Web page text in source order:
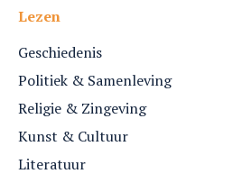
Lezen
Geschiedenis
Politiek & Samenleving
Religie & Zingeving
Kunst & Cultuur
Literatuur